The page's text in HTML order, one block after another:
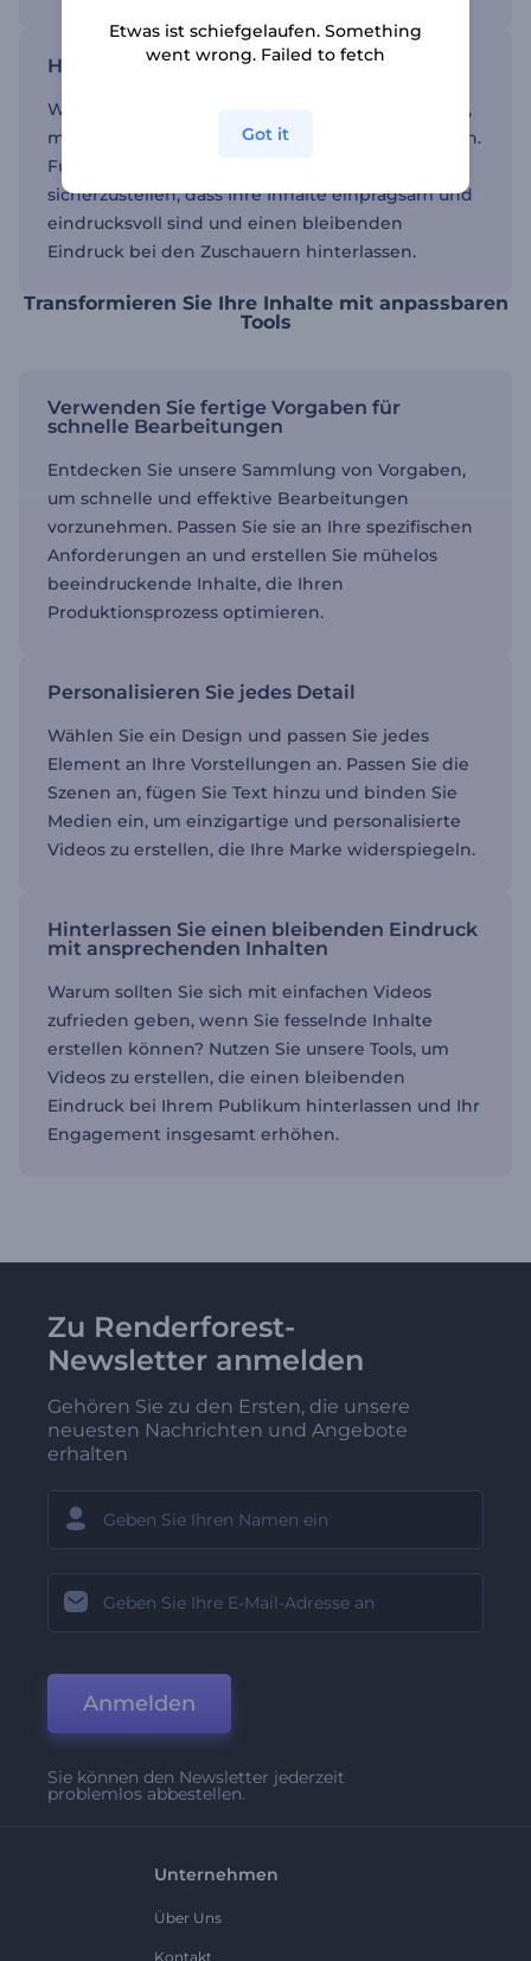
Herausragend mit einzigartigen Designs
Wählen Sie aus einer Vielzahl kreativer Optionen,
mit denen sich Ihre Videos von anderen abheben.
Fügen Sie Ihr eigenes Flair hinzu, um
sicherzustellen, dass Ihre Inhalte einprägsam und
eindrucksvoll sind und einen bleibenden
Eindruck bei den Zuschauern hinterlassen.
Transformieren Sie Ihre Inhalte mit anpassbaren
Tools
Verwenden Sie fertige Vorgaben für
schnelle Bearbeitungen
Entdecken Sie unsere Sammlung von Vorgaben,
um schnelle und effektive Bearbeitungen
vorzunehmen. Passen Sie sie an Ihre spezifischen
Anforderungen an und erstellen Sie mühelos
beeindruckende Inhalte, die Ihren
Produktionsprozess optimieren.
Personalisieren Sie jedes Detail
Wählen Sie ein Design und passen Sie jedes
Element an Ihre Vorstellungen an. Passen Sie die
Szenen an, fügen Sie Text hinzu und binden Sie
Medien ein, um einzigartige und personalisierte
Videos zu erstellen, die Ihre Marke widerspiegeln.
Hinterlassen Sie einen bleibenden Eindruck
mit ansprechenden Inhalten
Warum sollten Sie sich mit einfachen Videos
zufrieden geben, wenn Sie fesselnde Inhalte
erstellen können? Nutzen Sie unsere Tools, um
Videos zu erstellen, die einen bleibenden
Eindruck bei Ihrem Publikum hinterlassen und Ihr
Engagement insgesamt erhöhen.
Zu Renderforest-
Newsletter anmelden
Gehören Sie zu den Ersten, die unsere
neuesten Nachrichten und Angebote
erhalten
Anmelden
Sie können den Newsletter jederzeit
problemlos abbestellen.
Unternehmen
Über Uns
Kontakt
Etwas ist schiefgelaufen. Something
went wrong. Failed to fetch
Got it